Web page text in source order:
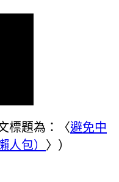
標題為：〈避免中
人包） 〉）